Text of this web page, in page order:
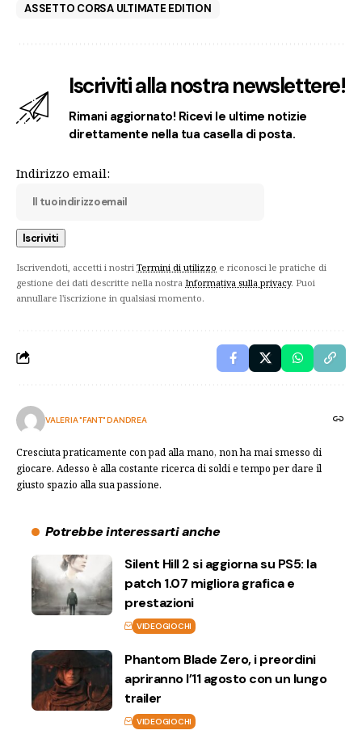
ASSETTO CORSA ULTIMATE EDITION
Iscriviti alla nostra newslettere!
Rimani aggiornato! Ricevi le ultime notizie
direttamente nella tua casella di posta.
Indirizzo email:
Iscrivendoti, accetti i nostri Termini di utilizzo e riconosci le pratiche di
gestione dei dati descritte nella nostra Informativa sulla privacy. Puoi
annullare l'iscrizione in qualsiasi momento.
VALERIA "FANT" DANDREA
Cresciuta praticamente con pad alla mano, non ha mai smesso di
giocare. Adesso è alla costante ricerca di soldi e tempo per dare il
giusto spazio alla sua passione.
Potrebbe interessarti anche
Silent Hill 2 si aggiorna su PS5: la
patch 1.07 migliora grafica e
prestazioni
VIDEOGIOCHI
Phantom Blade Zero, i preordini
apriranno l’11 agosto con un lungo
trailer
VIDEOGIOCHI